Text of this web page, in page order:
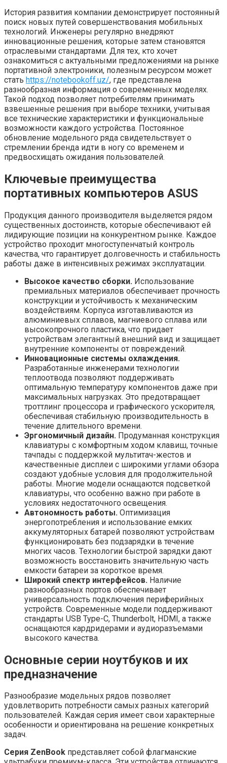
История развития компании демонстрирует постоянный
поиск новых путей совершенствования мобильных
технологий. Инженеры регулярно внедряют
инновационные решения, которые затем становятся
отраслевыми стандартами. Для тех, кто хочет
ознакомиться с актуальными предложениями на рынке
портативной электроники, полезным ресурсом может
стать https://notebookoff.uz/, где представлена
разнообразная информация о современных моделях.
Такой подход позволяет потребителям принимать
взвешенные решения при выборе техники, учитывая
все технические характеристики и функциональные
возможности каждого устройства. Постоянное
обновление модельного ряда свидетельствует о
стремлении бренда идти в ногу со временем и
предвосхищать ожидания пользователей.
Ключевые преимущества
портативных компьютеров ASUS
Продукция данного производителя выделяется рядом
существенных достоинств, которые обеспечивают ей
лидирующие позиции на конкурентном рынке. Каждое
устройство проходит многоступенчатый контроль
качества, что гарантирует долговечность и стабильность
работы даже в интенсивных режимах эксплуатации.
Высокое качество сборки. Использование
премиальных материалов обеспечивает прочность
конструкции и устойчивость к механическим
воздействиям. Корпуса изготавливаются из
алюминиевых сплавов, магниевого сплава или
высокопрочного пластика, что придает
устройствам элегантный внешний вид и защищает
внутренние компоненты от повреждений.
Инновационные системы охлаждения.
Разработанные инженерами технологии
теплоотвода позволяют поддерживать
оптимальную температуру компонентов даже при
максимальных нагрузках. Это предотвращает
троттлинг процессора и графического ускорителя,
обеспечивая стабильную производительность в
течение длительного времени.
Эргономичный дизайн. Продуманная конструкция
клавиатуры с комфортным ходом клавиш, точные
тачпады с поддержкой мультитач-жестов и
качественные дисплеи с широкими углами обзора
создают удобные условия для продолжительной
работы. Многие модели оснащаются подсветкой
клавиатуры, что особенно важно при работе в
условиях недостаточного освещения.
Автономность работы. Оптимизация
энергопотребления и использование емких
аккумуляторных батарей позволяют устройствам
функционировать без подзарядки в течение
многих часов. Технологии быстрой зарядки дают
возможность восстановить значительную часть
емкости батареи за короткое время.
Широкий спектр интерфейсов. Наличие
разнообразных портов обеспечивает
универсальность подключения периферийных
устройств. Современные модели поддерживают
стандарты USB Type-C, Thunderbolt, HDMI, а также
оснащаются кардридерами и аудиоразъемами
высокого качества.
Основные серии ноутбуков и их
предназначение
Разнообразие модельных рядов позволяет
удовлетворить потребности самых разных категорий
пользователей. Каждая серия имеет свои характерные
особенности и ориентирована на решение конкретных
задач.
Серия ZenBook представляет собой флагманские